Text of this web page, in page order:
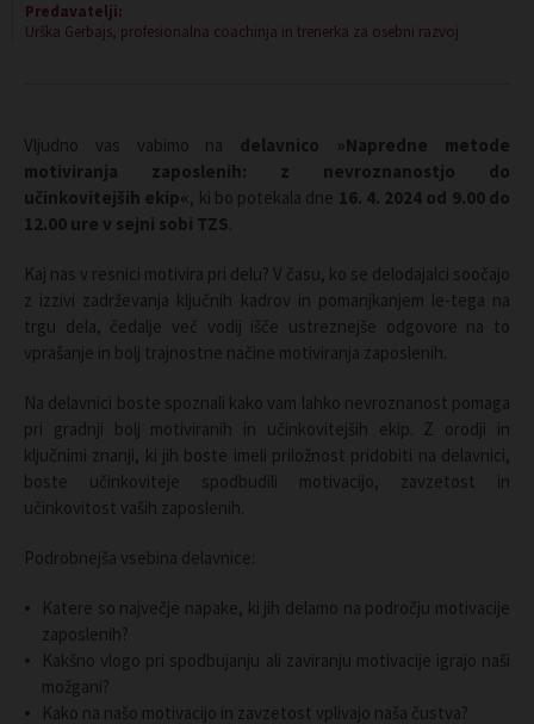
Predavatelji:
Urška Gerbajs, profesionalna coachinja in trenerka za osebni razvoj
Vljudno vas vabimo na delavnico »Napredne metode
motiviranja zaposlenih: z nevroznanostjo do
učinkovitejših ekip«, ki bo potekala dne 16. 4. 2024 od 9.00 do
12.00 ure v sejni sobi TZS
Kaj nas v resnici motivira pri delu? V času, ko se delodajalci soočajo
z izzivi zadrževanja ključnih kadrov in pomanjkanjem le-tega na
trgu dela, čedalje več vodij išče ustreznejše odgovore na to
vprašanje in bolj trajnostne načine motiviranja zaposlenih.
Na delavnici boste spoznali kako vam lahko nevroznanost pomaga
pri gradnji bolj motiviranih in učinkovitejših ekip. Z orodji in
ključnimi znanji, ki jih boste imeli priložnost pridobiti na delavnici,
boste učinkoviteje spodbudili motivacijo, zavzetost in
učinkovitost vaših zaposlenih.
Podrobnejša vsebina delavnice:
Katere so največje napake, ki jih delamo na področju motivacije
zaposlenih?
Kakšno vlogo pri spodbujanju ali zaviranju motivacije igrajo naši
možgani?
Kako na našo motivacijo in zavzetost vplivajo naša čustva?